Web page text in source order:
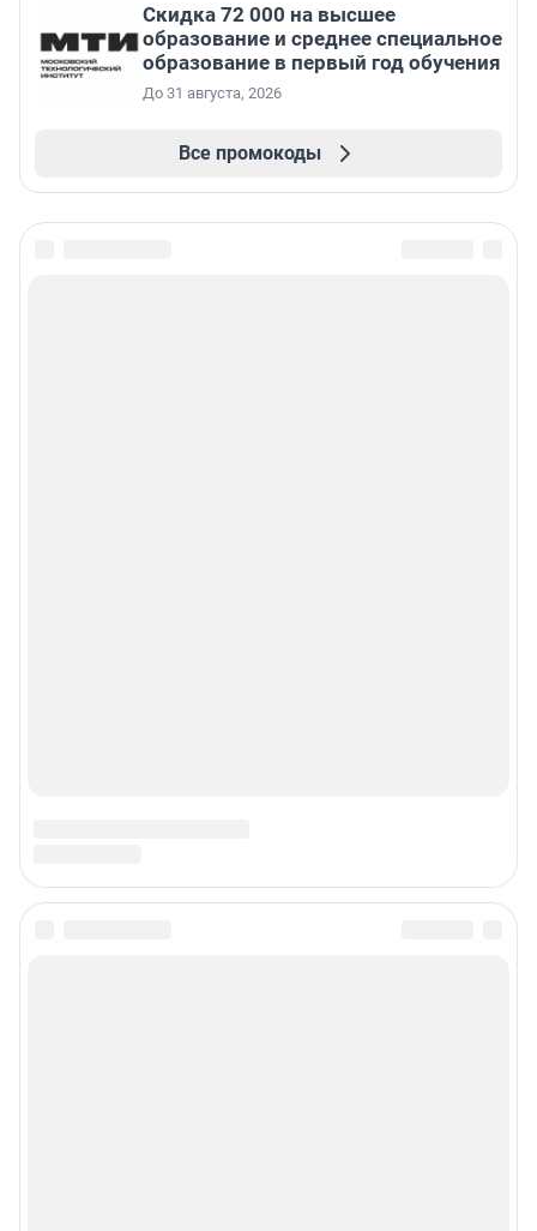
Скидка 72 000 на высшее
образование и среднее специальное
образование в первый год обучения
До 31 августа, 2026
Все промокоды